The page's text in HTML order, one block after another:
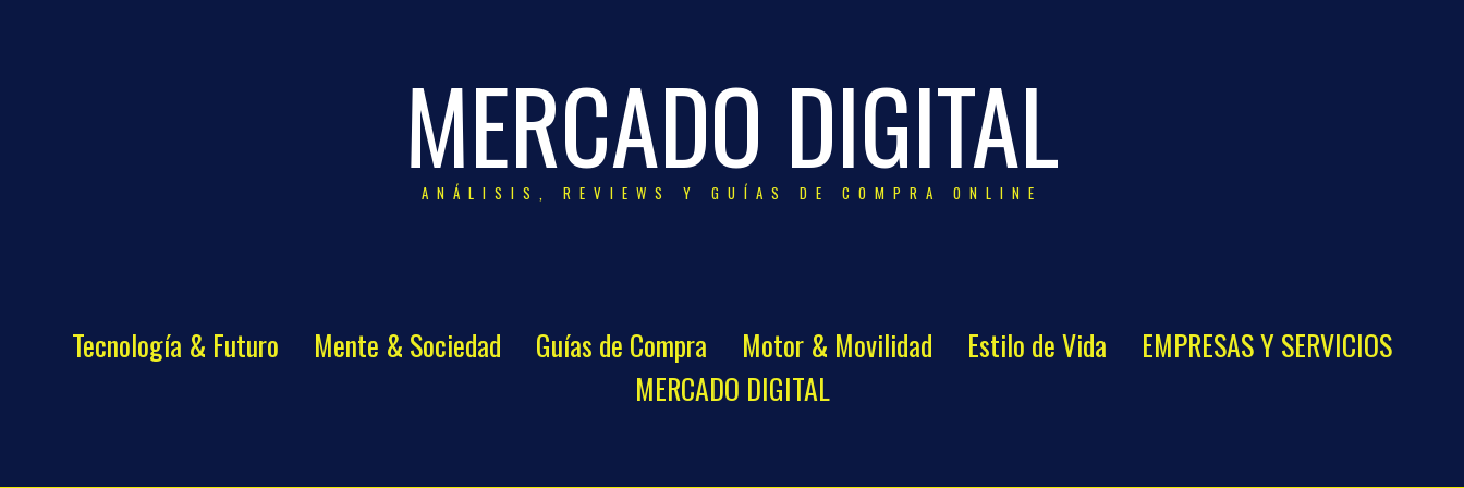
MERCADO DIGITAL
ANÁLISIS, REVIEWS Y GUÍAS DE COMPRA ONLINE
Tecnología & Futuro Mente & Sociedad Guías de Compra Motor & Movilidad Estilo de Vida
EMPRESAS Y SERVICIOS
MERCADO DIGITAL